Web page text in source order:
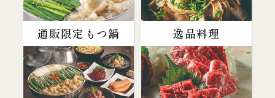
通販限定もつ鍋 逸品料理